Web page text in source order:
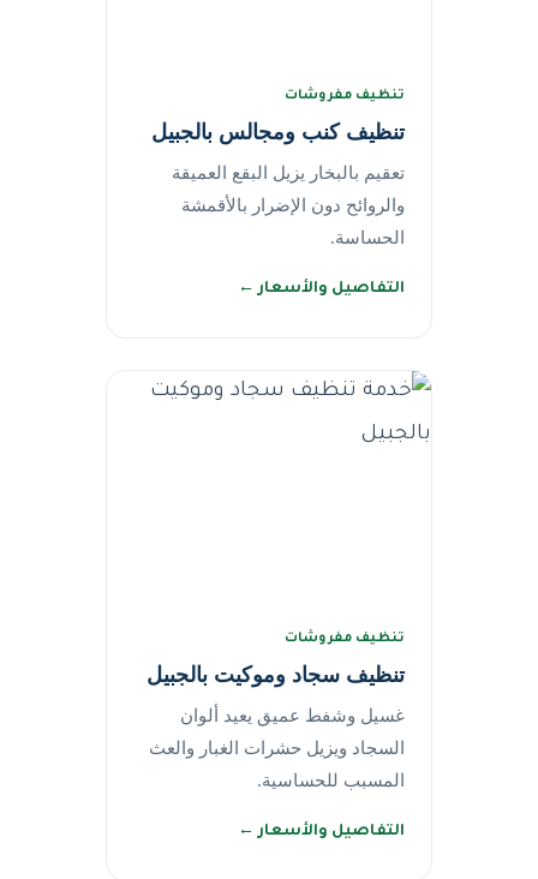
تنظيف مفروشات
تنظيف كنب ومجالس بالجبيل
تعقيم بالبخار يزيل البقع العميقة
والروائح دون الإضرار بالأقمشة
الحساسة.
التفاصيل والأسعار ←
تنظيف مفروشات
تنظيف سجاد وموكيت بالجبيل
غسيل وشفط عميق يعيد ألوان
السجاد ويزيل حشرات الغبار والعث
المسبب للحساسية.
التفاصيل والأسعار ←